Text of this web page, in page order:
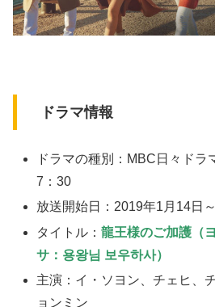
ドラマ情報
ドラマの種別：MBC日々ド
7：30
放送開始日：2019年1月14日～
タイトル：龍王様のご加護 （
サ：용왕님 보우하사）
主演：イ・ソヨン、チェヒ、
ョンミン